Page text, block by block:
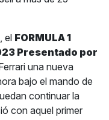
el FORMULA 1
Presentado por
una nueva
bajo el mando de
continuar la
con aquel primer